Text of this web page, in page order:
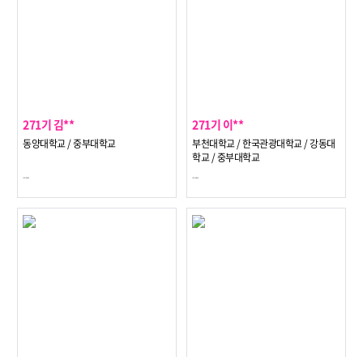
271기 김**
동양대학교 / 중부대학교
---
271기 이**
부천대학교 / 한국관광대학교 / 강동대
학교 / 중부대학교
---